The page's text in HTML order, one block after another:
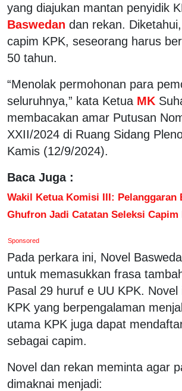
yang diajukan mantan penyidik
Baswedan dan rekan.
capim KPK, seseorang harus
50 tahun.
“Menolak permohonan para
seluruhnya,” kata Ketua MK
membacakan amar Putusan
XXII/2024 di Ruang Sidang
Kamis (12/9/2024).
Baca Juga :
Wakil Ketua Komisi III: Pelanggaran
Ghufron Jadi Catatan Seleksi Capim
Sponsored
Pada perkara ini, Novel
untuk memasukkan frasa
Pasal 29 huruf e UU KPK. Novel
KPK yang berpengalaman
utama KPK juga dapat
sebagai capim.
Novel dan rekan meminta agar
dimaknai menjadi: